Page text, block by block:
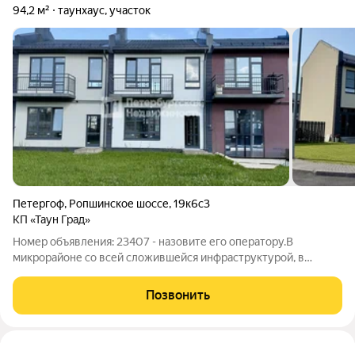
94,2 м² таунхаус, участок
Петергоф, Ропшинское шоссе,19к6с3
КП «Таун Град»
Номер объявления: 23407 - назовите его оператору.В
микрорайоне со всей сложившейся инфраструктурой, в
окружении парков, прудов, дворцов, и множества зелени. В
квартале рядом есть магазины,
Позвонить